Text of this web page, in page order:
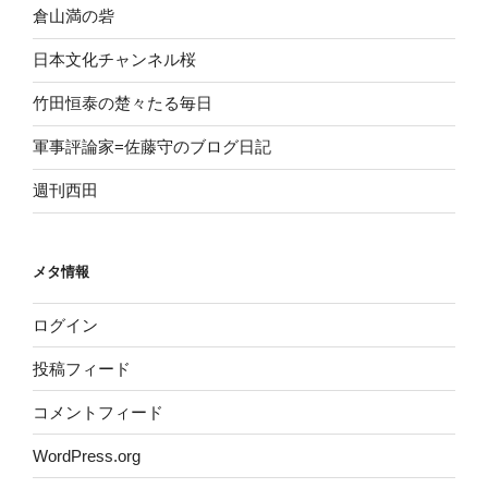
倉山満の砦
日本文化チャンネル桜
竹田恒泰の楚々たる毎日
軍事評論家=佐藤守のブログ日記
週刊西田
メタ情報
ログイン
投稿フィード
コメントフィード
WordPress.org